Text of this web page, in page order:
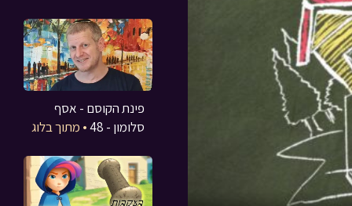
פינת הקוסם - אסף
סלומון - 48
• מתוך בלוג